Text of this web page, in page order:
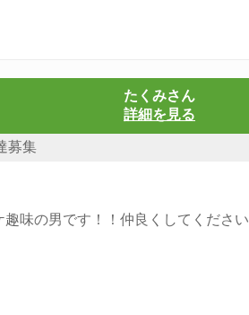
たくみさん
詳細を見る
募集
味の男です！！仲良くしてください